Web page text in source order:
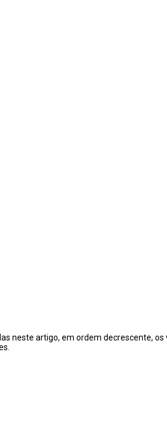
neste artigo, em ordem decrescente,